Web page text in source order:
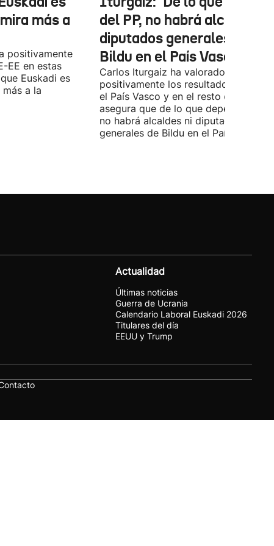
más a
positivamente
EE en estas
Euskadi es
a la
del PP, no habrá alcaldes ni
diputados generales de
Bildu en el País Vasco'
Carlos Iturgaiz ha valorado
positivamente los resultados del PP
el País Vasco y en el resto de
asegura que de lo que dependa del
no habrá alcaldes ni diputados
generales de Bildu en el País Vasco.
Actualidad
Últimas noticias
Guerra de Ucrania
Calendario Laboral Euskadi 2026
Titulares del día
EEUU y Trump